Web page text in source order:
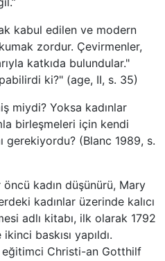
kabul edilen ve modern
zordur. Çevirmenler,
katkıda bulundular."
ki?" (age, II, s. 35)
miydi? Yoksa kadınlar
birleşmeleri için kendi
gerekiyordu? (Blanc 1989, s.
kadın düşünürü, Mary
kadınlar üzerinde kalıcı
adlı kitabı, ilk olarak 1792
baskısı yapıldı.
eğitimci Christi-an Gotthilf